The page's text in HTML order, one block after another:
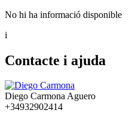
No hi ha informació disponible
i
Contacte i ajuda
Diego Carmona Aguero
+34932902414